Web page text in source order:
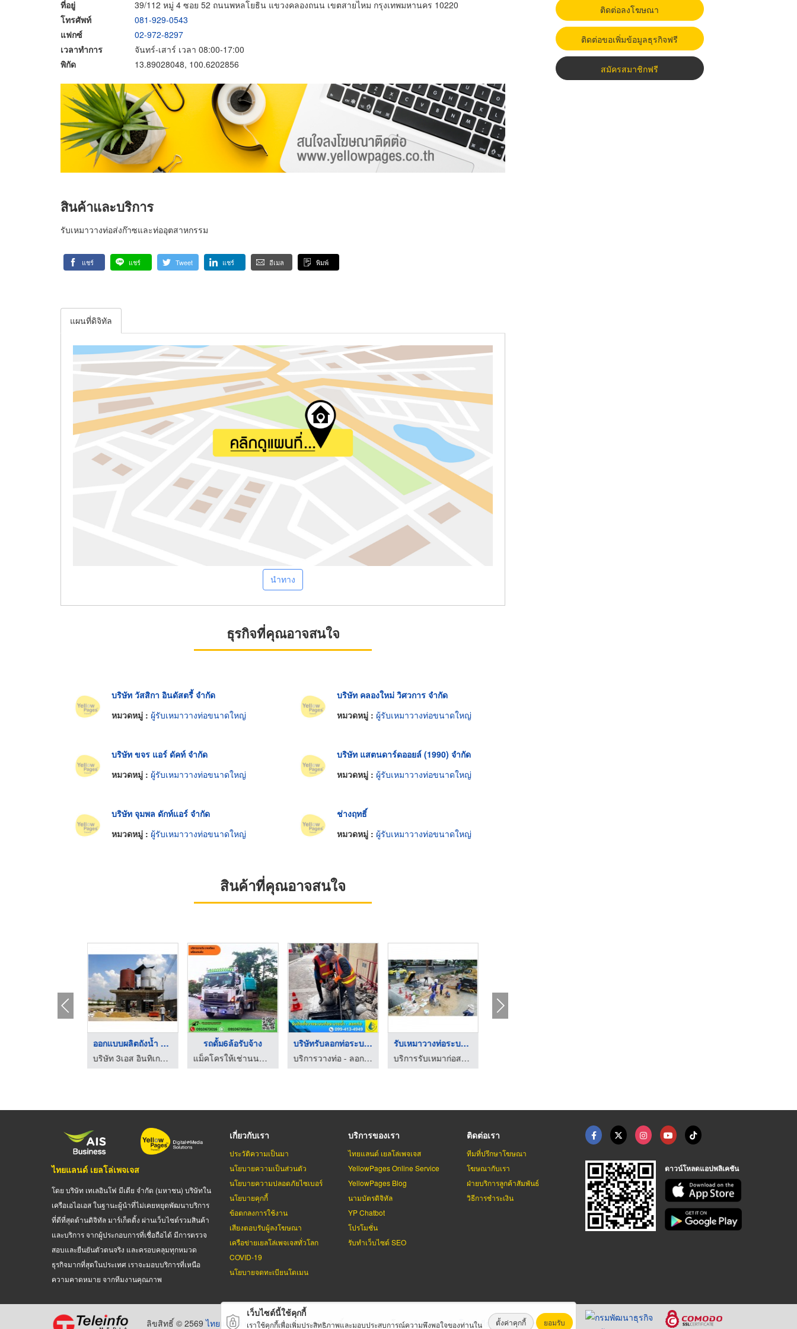
ที่อยู่
39/112 หมู่ 4 ซอย 52 ถนนพหลโยธิน แขวงคลองถนน เขตสายไหม กรุงเทพมหานคร 10220
โทรศัพท์
081-929-0543
แฟกซ์
02-972-8297
เวลาทำการ
จันทร์-เสาร์ เวลา 08:00-17:00
พิกัด
13.89028048, 100.6202856
สินค้าและบริการ
รับเหมาวางท่อส่งก๊าซและท่ออุตสาหกรรม
แชร์ แชร์ Tweet แชร์ อีเมล พิมพ์
แผนที่ดิจิทัล
นำทาง
ธุรกิจที่คุณอาจสนใจ
บริษัท วัสสิกา อินดัสตรี้ จำกัด
หมวดหมู่ : ผู้รับเหมาวางท่อขนาดใหญ่
บริษัท คลองใหม่ วิศวการ จำกัด
หมวดหมู่ : ผู้รับเหมาวางท่อขนาดใหญ่
บริษัท ขจร แอร์ ดัคท์ จำกัด
หมวดหมู่ : ผู้รับเหมาวางท่อขนาดใหญ่
บริษัท แสตนดาร์ดออยล์ (1990) จำกัด
หมวดหมู่ : ผู้รับเหมาวางท่อขนาดใหญ่
บริษัท จุมพล ดักท์แอร์ จำกัด
หมวดหมู่ : ผู้รับเหมาวางท่อขนาดใหญ่
ช่างฤทธิ์
หมวดหมู่ : ผู้รับเหมาวางท่อขนาดใหญ่
สินค้าที่คุณอาจสนใจ
ออกแบบผลิตถังน้ำ วาง ...
บริษัท 3เอส อินทิเกรท เอ็นจิเนียริ่ง จำกัด
รถดั้ม6ล้อรับจ้าง
แม็คโครให้เช่านนทบุรี - อาหมวยแหม่ม แทรคเตอร์
บริษัทรับลอกท่อระบาย ...
บริการวางท่อ - ลอกท่อกรุงเทพปริมณฑล
รับเหมาวางท่อระบายน้ ...
บริการรับเหมาก่อสร้าง ปทุมธานี
ติดต่อลงโฆษณา
ติดต่อขอเพิ่มข้อมูลธุรกิจฟรี
สมัครสมาชิกฟรี
ไทยแลนด์ เยลโล่เพจเจส
โดย บริษัท เทเลอินโฟ มีเดีย จำกัด (มหาชน) บริษัทใน
เครือเอไอเอส ในฐานะผู้นำที่ไม่เคยหยุดพัฒนาบริการ
ที่ดีที่สุดด้านดิจิทัล มาร์เก็ตติ้ง ผ่านเว็บไซต์รวมสินค้า
และบริการ จากผู้ประกอบการที่เชื่อถือได้ มีการตรวจ
สอบและยืนยันตัวตนจริง และครอบคลุมทุกหมวด
ธุรกิจมากที่สุดในประเทศ เราจะมอบบริการที่เหนือ
ความคาดหมาย จากทีมงานคุณภาพ
เกี่ยวกับเรา
ประวัติความเป็นมา
นโยบายความเป็นส่วนตัว
นโยบายความปลอดภัยไซเบอร์
นโยบายคุกกี้
ข้อตกลงการใช้งาน
เสียงตอบรับผู้ลงโฆษณา
เครือข่ายเยลโล่เพจเจสทั่วโลก
COVID-19
นโยบายจดทะเบียนโดเมน
บริการของเรา
ไทยแลนด์ เยลโล่เพจเจส
YellowPages Online Service
YellowPages Blog
นามบัตรดิจิทัล
YP Chatbot
โปรโมชั่น
รับทำเว็บไซต์ SEO
ติดต่อเรา
ทีมที่ปรึกษาโฆษณา
โฆษณากับเรา
ฝ่ายบริการลูกค้าสัมพันธ์
วิธีการชำระเงิน
ดาวน์โหลดแอปพลิเคชัน
ลิขสิทธิ์ © 2569ไทยแลนด์ เยลโล่เพจเจสสงวนลิขสิทธิ์ตามกฏหมาย โดยบริษัท เทเลอินโฟ มีเดีย จำกัด (มหาชน)
เว็บไซต์นี้ใช้คุกกี้
เราใช้คุกกี้เพื่อเพิ่มประสิทธิภาพและมอบประสบการณ์ความพึงพอใจของท่านใน ตั้งค่าคุกกี้ ยอมรับ